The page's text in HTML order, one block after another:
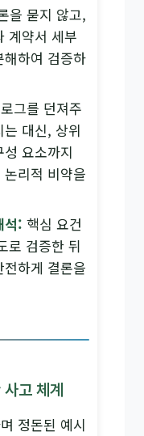
을 묻지 않고,
계약서 세부
하여 검증하
그를 던져주
대신, 상위
요소까지
리적 비약을
석: 핵심 요건
로 검증한 뒤
하게 결론을
고 체계
정돈된 예시